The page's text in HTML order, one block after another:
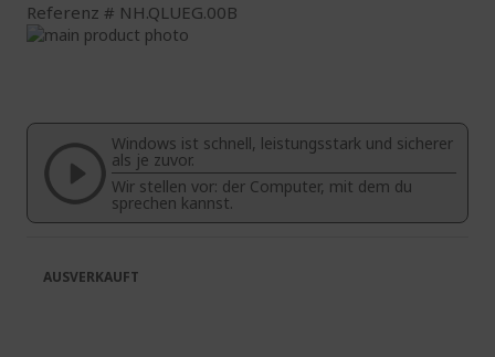
Referenz NH.QLUEG.00B
Zum
springen
Bildgalerie
springen
Windows ist schnell, leistungsstark und sicherer
als je zuvor.
Wir stellen vor: der Computer, mit dem du
sprechen kannst.
AUSVERKAUFT